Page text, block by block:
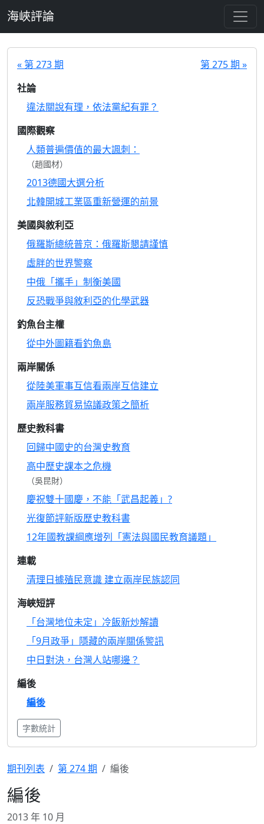
海峽評論
« 第 273 期
第 275 期 »
社論
違法關說有理，依法黨紀有罪？
國際觀察
人類普遍價值的最大諷刺：
（趙國材）
2013德國大選分析
北韓開城工業區重新營運的前景
美國與敘利亞
俄羅斯總統普京：俄羅斯懇請謹慎
虛胖的世界警察
中俄「攜手」制衡美國
反恐戰爭與敘利亞的化學武器
釣魚台主權
從中外圖籍看釣魚島
兩岸關係
從陸美軍事互信看兩岸互信建立
兩岸服務貿易協議政策之簡析
歷史教科書
回歸中國史的台灣史教育
高中歷史課本之危機
（吳昆財）
慶祝雙十國慶，不能「武昌起義」?
光復節評新版歷史教科書
12年國教課綱應增列「憲法與國民教育議題」
連載
清理日據殖民意識 建立兩岸民族認同
海峽短評
「台灣地位未定」冷飯新炒解讀
「9月政爭」隱藏的兩岸關係警訊
中日對決，台灣人站哪邊？
編後
編後
字數統計
期刊列表 第 274 期 編後
編後
2013 年 10 月